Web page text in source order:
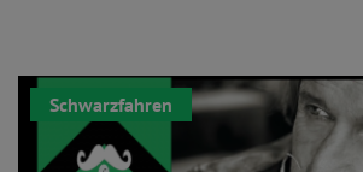
Schwarzfahren